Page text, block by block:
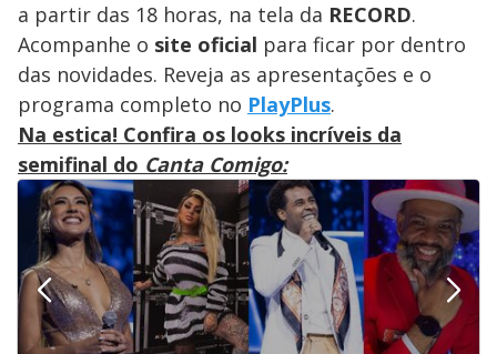
a partir das 18 horas, na tela da RECORD.
Acompanhe o site oficial para ficar por dentro
das novidades. Reveja as apresentações e o
programa completo no PlayPlus.
Na estica! Confira os looks incríveis da
semifinal do Canta Comigo: